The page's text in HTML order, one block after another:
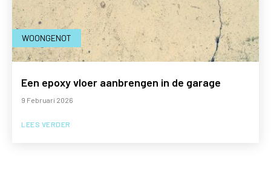
WOONGENOT
Een epoxy vloer aanbrengen in de garage
9 Februari 2026
LEES VERDER